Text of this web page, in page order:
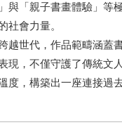
與「親子書畫體驗」等
社會力量。
越世代，作品範疇涵蓋
現，不僅守護了傳統文
度，構築出一座連接過